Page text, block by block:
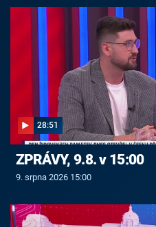
28:51
ZPRÁVY, 9.8. v 15:00
9. srpna 2026 15:00